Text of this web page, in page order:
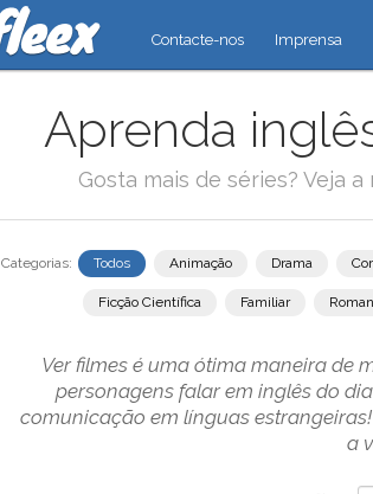
Contacte-nos Imprensa
Aprenda
Gosta mais de séries? Veja a
Categorias: Todos Animação Drama
Ficção Científica Familiar
Ver filmes é uma ótima maneira de
personagens falar em inglês do
comunicação em línguas
a